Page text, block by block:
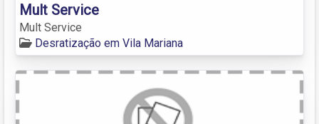
Mult Service
Mult Service
Desratização em Vila Mariana